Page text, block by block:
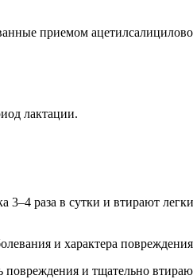
приемом
лактации.
3–4 раза в сутки и втирают
и характера
повреждения и тщательно